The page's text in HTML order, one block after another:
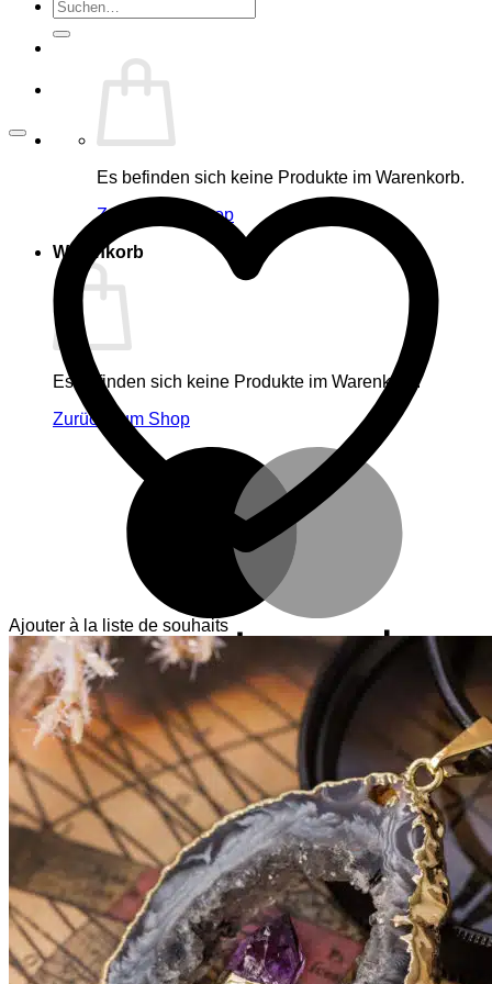
Suche
nach:
Es befinden sich keine Produkte im Warenkorb.
Zurück zum Shop
Warenkorb
Es befinden sich keine Produkte im Warenkorb.
Zurück zum Shop
Ajouter à la liste de souhaits